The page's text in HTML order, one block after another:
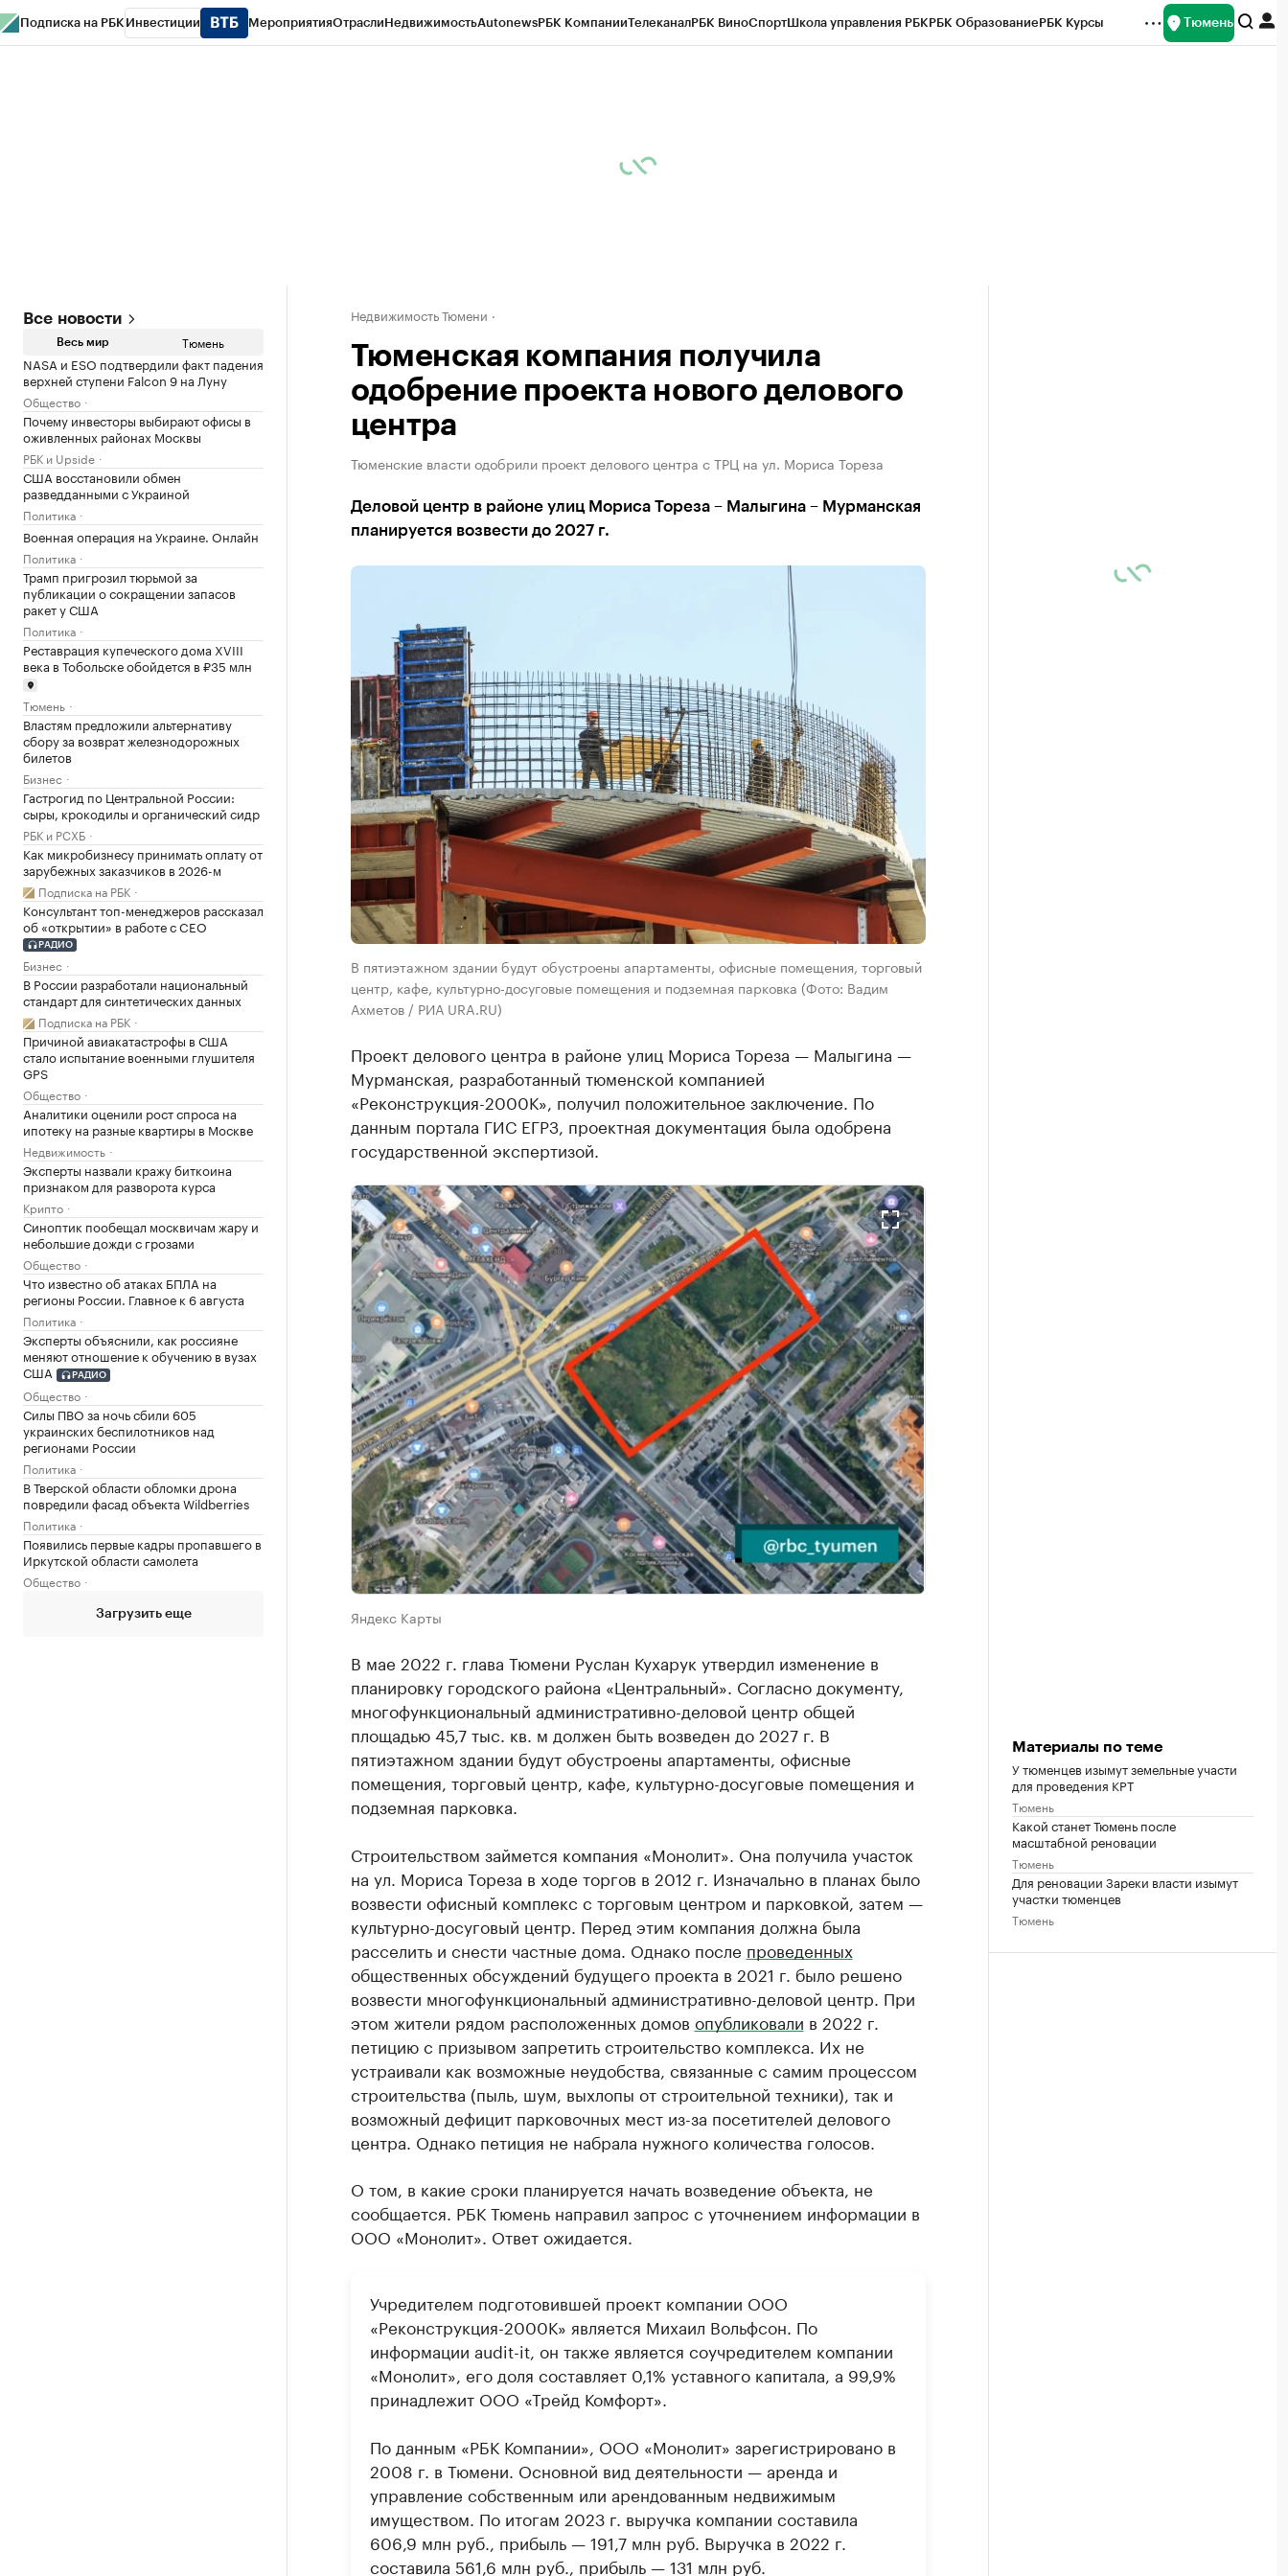
Подписка на РБК Инвестиции МероприятияОтраслиНедвижимостьAutonewsРБК КомпанииТелеканалРБК ВиноСпортШкола управления РБКРБК ОбразованиеРБК Курсы Тюмень
Все новости
Весь мир Тюмень
NASA и ESO подтвердили факт падения
верхней ступени Falcon 9 на Луну
Общество
Почему инвесторы выбирают офисы в
оживленных районах Москвы
РБК и Upside
США восстановили обмен
разведданными с Украиной
Политика
Военная операция на Украине. Онлайн
Политика
Трамп пригрозил тюрьмой за
публикации о сокращении запасов
ракет у США
Политика
Реставрация купеческого дома XVIII
века в Тобольске обойдется в ₽35 млн
Тюмень
Властям предложили альтернативу
сбору за возврат железнодорожных
билетов
Бизнес
Гастрогид по Центральной России:
сыры, крокодилы и органический сидр
РБК и РСХБ
Как микробизнесу принимать оплату от
зарубежных заказчиков в 2026-м
Подписка на РБК
Консультант топ-менеджеров рассказал
об «открытии» в работе с CEO
РАДИО
Бизнес
В России разработали национальный
стандарт для синтетических данных
Подписка на РБК
Причиной авиакатастрофы в США
стало испытание военными глушителя
GPS
Общество
Аналитики оценили рост спроса на
ипотеку на разные квартиры в Москве
Недвижимость
Эксперты назвали кражу биткоина
признаком для разворота курса
Крипто
Синоптик пообещал москвичам жару и
небольшие дожди с грозами
Общество
Что известно об атаках БПЛА на
регионы России. Главное к 6 августа
Политика
Эксперты объяснили, как россияне
меняют отношение к обучению в вузах
США
РАДИО
Общество
Силы ПВО за ночь сбили 605
украинских беспилотников над
регионами России
Политика
В Тверской области обломки дрона
повредили фасад объекта Wildberries
Политика
Появились первые кадры пропавшего в
Иркутской области самолета
Общество
Загрузить еще
Недвижимость Тюмени
Тюменская компания получила
одобрение проекта нового делового
центра
Тюменские власти одобрили проект делового центра с ТРЦ на ул. Мориса Тореза
Деловой центр в районе улиц Мориса Тореза – Малыгина – Мурманская
планируется возвести до 2027 г.
В пятиэтажном здании будут обустроены апартаменты, офисные помещения, торговый
центр, кафе, культурно-досуговые помещения и подземная парковка (Фото: Вадим
Ахметов / РИА URA.RU)
Проект делового центра в районе улиц Мориса Тореза — Малыгина —
Мурманская, разработанный тюменской компанией
«Реконструкция-2000К», получил положительное заключение. По
данным портала ГИС ЕГРЗ, проектная документация была одобрена
государственной экспертизой.
Яндекс Карты
В мае 2022 г. глава Тюмени Руслан Кухарук утвердил изменение в
планировку городского района «Центральный». Согласно документу,
многофункциональный административно-деловой центр общей
площадью 45,7 тыс. кв. м должен быть возведен до 2027 г. В
пятиэтажном здании будут обустроены апартаменты, офисные
помещения, торговый центр, кафе, культурно-досуговые помещения и
подземная парковка.
Строительством займется компания «Монолит». Она получила участок
на ул. Мориса Тореза в ходе торгов в 2012 г. Изначально в планах было
возвести офисный комплекс с торговым центром и парковкой, затем —
культурно-досуговый центр. Перед этим компания должна была
расселить и снести частные дома. Однако после проведенных
общественных обсуждений будущего проекта в 2021 г. было решено
возвести многофункциональный административно-деловой центр. При
этом жители рядом расположенных домов опубликовали в 2022 г.
петицию с призывом запретить строительство комплекса. Их не
устраивали как возможные неудобства, связанные с самим процессом
строительства (пыль, шум, выхлопы от строительной техники), так и
возможный дефицит парковочных мест из-за посетителей делового
центра. Однако петиция не набрала нужного количества голосов.
О том, в какие сроки планируется начать возведение объекта, не
сообщается. РБК Тюмень направил запрос с уточнением информации в
ООО «Монолит». Ответ ожидается.
Учредителем подготовившей проект компании ООО
«Реконструкция-2000К» является Михаил Вольфсон. По
информации audit-it, он также является соучредителем компании
«Монолит», его доля составляет 0,1% уставного капитала, а 99,9%
принадлежит ООО «Трейд Комфорт».
По данным «РБК Компании», ООО «Монолит» зарегистрировано в
2008 г. в Тюмени. Основной вид деятельности — аренда и
управление собственным или арендованным недвижимым
имуществом. По итогам 2023 г. выручка компании составила
606,9 млн руб., прибыль — 191,7 млн руб. Выручка в 2022 г.
составила 561,6 млн руб., прибыль — 131 млн руб.
Материалы по теме
У тюменцев изымут земельные участи
для проведения КРТ
Тюмень
Какой станет Тюмень после
масштабной реновации
Тюмень
Для реновации Зареки власти изымут
участки тюменцев
Тюмень